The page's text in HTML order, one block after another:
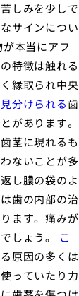
しみを少しで
サインについ
本当にアフ
特徴は触れる
縁取られ中央
分けられる歯
があります。
茎に現れるも
ないことが多
し膿の袋のよ
歯の内部の治
ます。痛みが
しょう。
こ
原因の多くは
っていたり力